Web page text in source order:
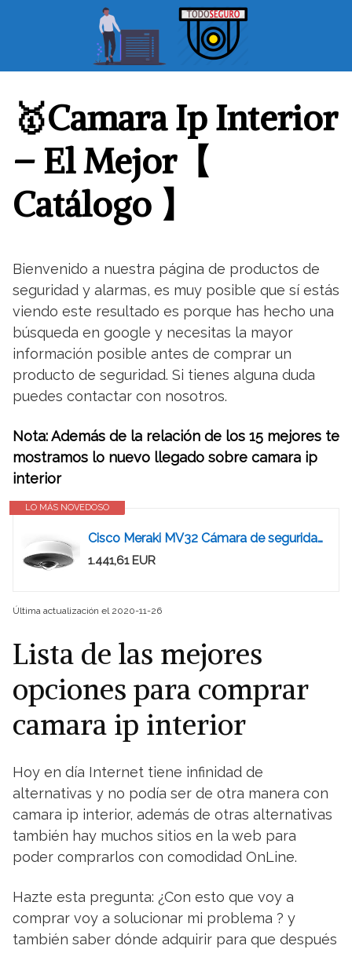
🥇Camara Ip Interior
– El Mejor【
Catálogo 】
Bienvenido a nuestra página de productos de
seguridad y alarmas, es muy posible que sí estás
viendo este resultado es porque has hecho una
búsqueda en google y necesitas la mayor
información posible antes de comprar un
producto de seguridad. Si tienes alguna duda
puedes contactar con nosotros.
Nota: Además de la relación de los 15 mejores te
mostramos lo nuevo llegado sobre camara ip
interior
LO MÁS NOVEDOSO
Cisco Meraki MV32 Cámara de seguridad IP Interior Almohadilla Pared 2058 x 2058 Pixels
1.441,61 EUR
Última actualización el 2020-11-26
Lista de las mejores
opciones para comprar
camara ip interior
Hoy en día Internet tiene infinidad de
alternativas y no podía ser de otra manera con
camara ip interior, además de otras alternativas
también hay muchos sitios en la web para
poder comprarlos con comodidad OnLine.
Hazte esta pregunta: ¿Con esto que voy a
comprar voy a solucionar mi problema ? y
también saber dónde adquirir para que después